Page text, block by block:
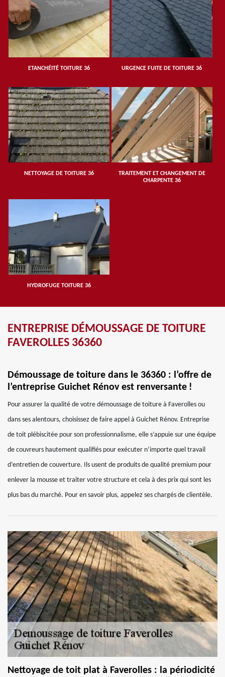
ETANCHÉITÉ TOITURE 36 URGENCE FUITE DE TOITURE 36
NETTOYAGE DE TOITURE 36
TRAITEMENT ET CHANGEMENT DE
CHARPENTE 36
HYDROFUGE TOITURE 36
ENTREPRISE DÉMOUSSAGE DE TOITURE
FAVEROLLES 36360
Démoussage de toiture dans le 36360 : l’offre de
l’entreprise Guichet Rénov est renversante !
Pour assurer la qualité de votre démoussage de toiture à Faverolles ou
dans ses alentours, choisissez de faire appel à Guichet Rénov. Entreprise
de toit plébiscitée pour son professionnalisme, elle s’appuie sur une équipe
de couvreurs hautement qualifiés pour exécuter n’importe quel travail
d’entretien de couverture. Ils usent de produits de qualité premium pour
enlever la mousse et traiter votre structure et cela à des prix qui sont les
plus bas du marché. Pour en savoir plus, appelez ses chargés de clientèle.
Nettoyage de toit plat à Faverolles : la périodicité